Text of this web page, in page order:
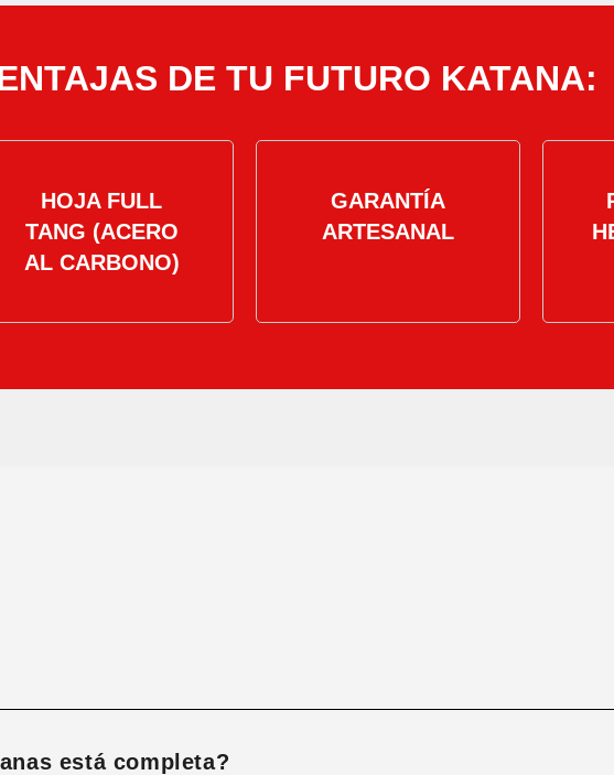
DE TU FUTURO KATANA:
HOJA FULL
TANG (ACERO
AL CARBONO)
GARANTÍA
ARTESANAL
está completa?